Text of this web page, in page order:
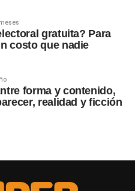
gratuita? Para
costo que nadie
forma y contenido,
realidad y ficción